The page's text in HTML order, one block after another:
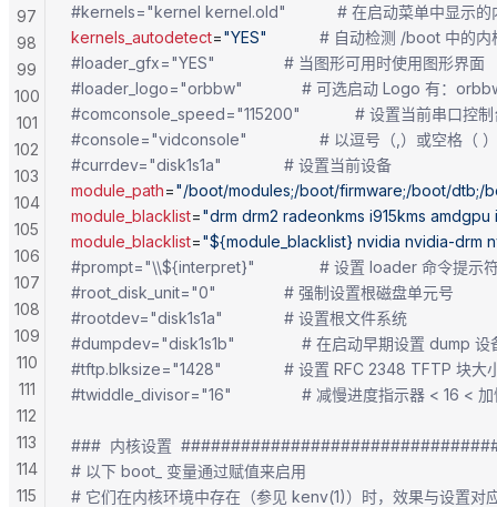
#kernels="kernel kernel.old"	        # 在启动菜单
kernels_autodetect="YES"
# 自动检测 /boot 中的
#loader_gfx="YES"		        # 当图形可用时使用图形界面
#loader_logo="orbbw"		        # 可选启
#comconsole_speed="115200"	        # 设置当前
#console="vidconsole"		        # 以逗号（,）
#currdev="disk1s1a"		        # 设置当前设备
module_path="/boot/modules;/boot/firmware;/boot/dtb;/
module_blacklist="drm drm2 radeonkms i915kms
module_blacklist="${module_blacklist} nvidia nvidia-drm
#prompt="\\${interpret}"		        # 设置 loader 命令提示
#root_disk_unit="0"		        # 强制设置根磁盘单元号
#rootdev="disk1s1a"		        # 设置根文件系统
#dumpdev="disk1s1b"		        # 在启动早期设置 dump
#tftp.blksize="1428"		        # 设置 RFC
#twiddle_divisor="16"		        # 减慢进度指示器 <
###  内核设置
# 以下 boot_ 变量通过赋值来启用
# 它们在内核环境中存在（参见 kenv(1)）时，效果与设置
97
98
99
100
101
102
103
104
105
106
107
108
109
110
111
112
113
114
115